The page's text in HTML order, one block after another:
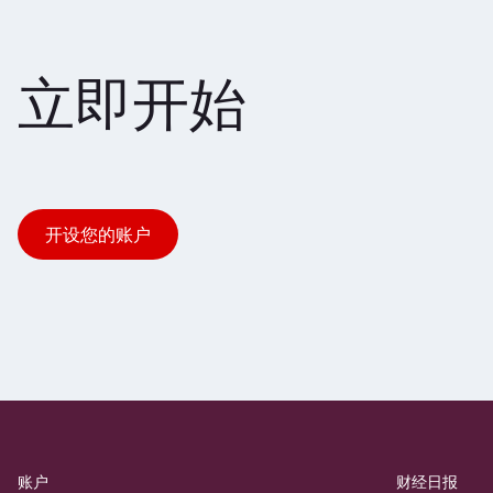
立即开始
开设您的账户
账户 财经日报